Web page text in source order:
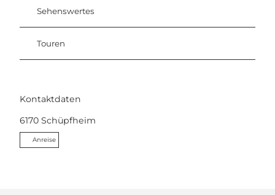
Sehenswertes
Touren
Kontaktdaten
6170 Schüpfheim
Anreise